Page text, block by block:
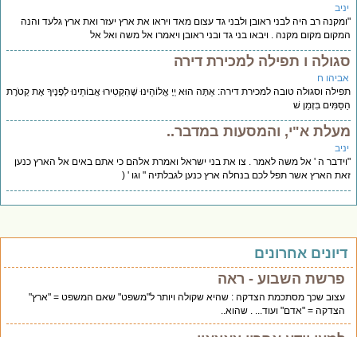
רב היה לבני ראובן ולבני גד עצום מאד ויראו את ארץ יעזר ואת ארץ גלעד והנה
מקום מקנה . ויבאו בני גד ובני ראובן ויאמרו אל משה ואל אל
ו תפילה למכירת דירה
ח
וסגולה טובה למכירת דירה: אַתָּה הוּא יְיָ אֱלוֹהֵינוּ שֶׁהִקְטִירוּ אֲבוֹתֵינוּ לְפָנֶיךָ אֶת קְטֹרֶת
בִּזְמַן שׁ
א"י, והמסעות במדבר..
ה ' אל משה לאמר . צו את בני ישראל ואמרת אלהם כי אתם באים אל הארץ כנען
הארץ אשר תפל לכם בנחלה ארץ כנען לגבלתיה " וגו ' (
אחרונים
פרשת השבוע - ראה
עצוב שכך מסתכמת הצדקה : שהיא שקולה ויותר ל"משפט" שאם המשפט = "ארץ"
הצדקה = "אדם" ועוד... . שהוא..